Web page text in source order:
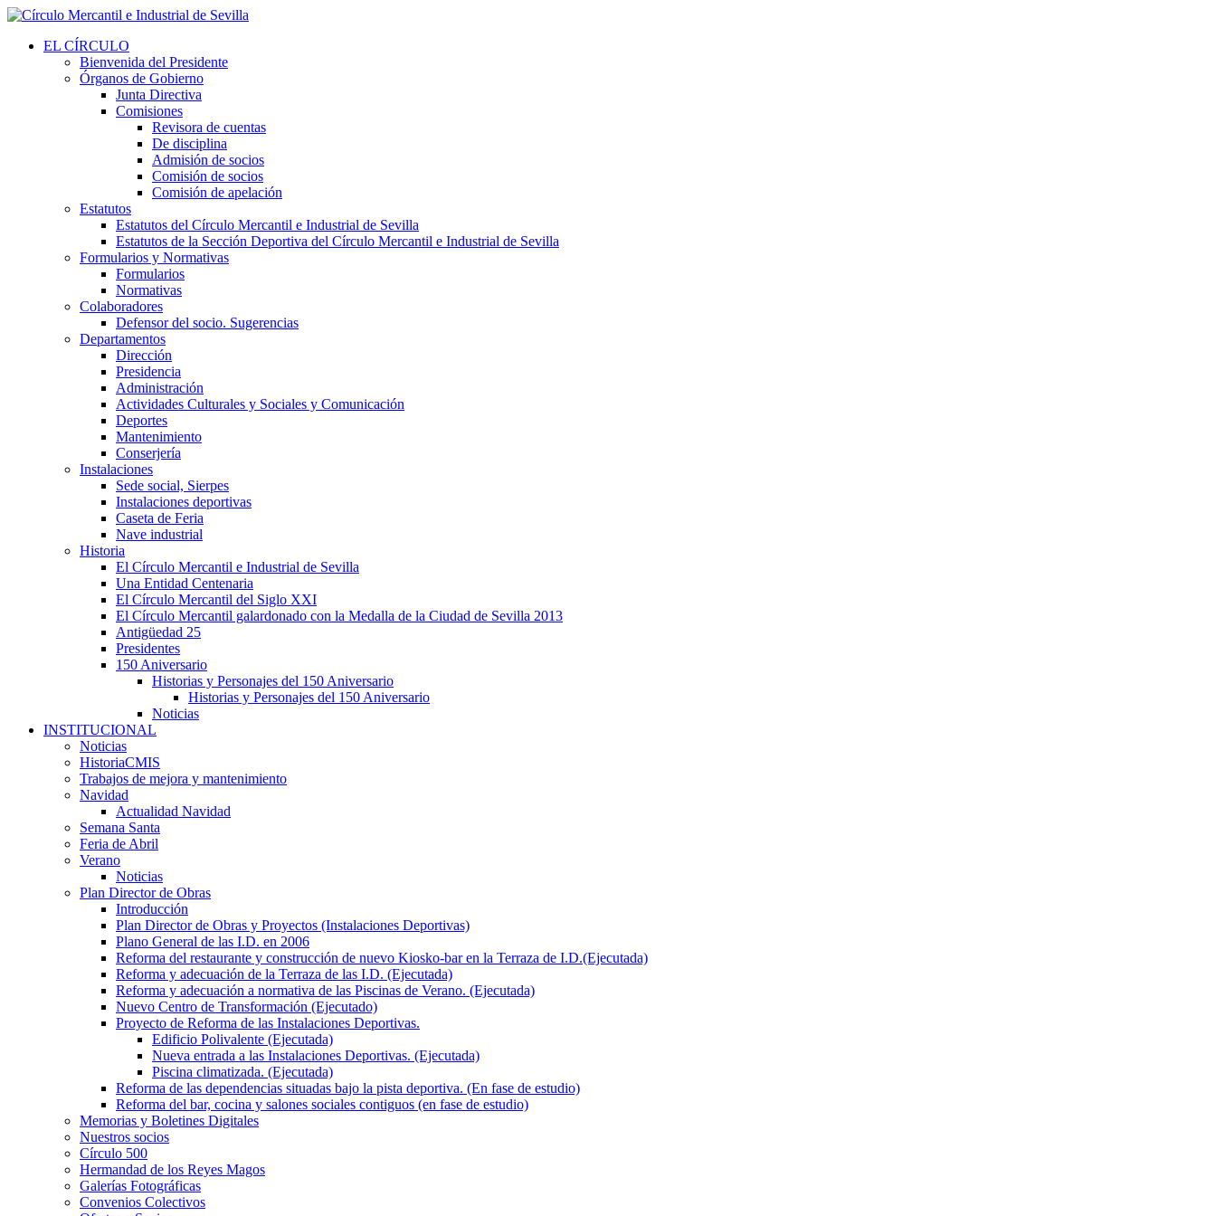
EL CÍRCULO
Bienvenida del Presidente
Órganos de Gobierno
Junta Directiva
Comisiones
Revisora de cuentas
De disciplina
Admisión de socios
Comisión de socios
Comisión de apelación
Estatutos
Estatutos del Círculo Mercantil e Industrial de Sevilla
Estatutos de la Sección Deportiva del Círculo Mercantil e Industrial de Sevilla
Formularios y Normativas
Formularios
Normativas
Colaboradores
Defensor del socio. Sugerencias
Departamentos
Dirección
Presidencia
Administración
Actividades Culturales y Sociales y Comunicación
Deportes
Mantenimiento
Conserjería
Instalaciones
Sede social, Sierpes
Instalaciones deportivas
Caseta de Feria
Nave industrial
Historia
El Círculo Mercantil e Industrial de Sevilla
Una Entidad Centenaria
El Círculo Mercantil del Siglo XXI
El Círculo Mercantil galardonado con la Medalla de la Ciudad de Sevilla 2013
Antigüedad 25
Presidentes
150 Aniversario
Historias y Personajes del 150 Aniversario
Historias y Personajes del 150 Aniversario
Noticias
INSTITUCIONAL
Noticias
HistoriaCMIS
Trabajos de mejora y mantenimiento
Navidad
Actualidad Navidad
Semana Santa
Feria de Abril
Verano
Noticias
Plan Director de Obras
Introducción
Plan Director de Obras y Proyectos (Instalaciones Deportivas)
Plano General de las I.D. en 2006
Reforma del restaurante y construcción de nuevo Kiosko-bar en la Terraza de I.D.(Ejecutada)
Reforma y adecuación de la Terraza de las I.D. (Ejecutada)
Reforma y adecuación a normativa de las Piscinas de Verano. (Ejecutada)
Nuevo Centro de Transformación (Ejecutado)
Proyecto de Reforma de las Instalaciones Deportivas.
Edificio Polivalente (Ejecutada)
Nueva entrada a las Instalaciones Deportivas. (Ejecutada)
Piscina climatizada. (Ejecutada)
Reforma de las dependencias situadas bajo la pista deportiva. (En fase de estudio)
Reforma del bar, cocina y salones sociales contiguos (en fase de estudio)
Memorias y Boletines Digitales
Nuestros socios
Círculo 500
Hermandad de los Reyes Magos
Galerías Fotográficas
Convenios Colectivos